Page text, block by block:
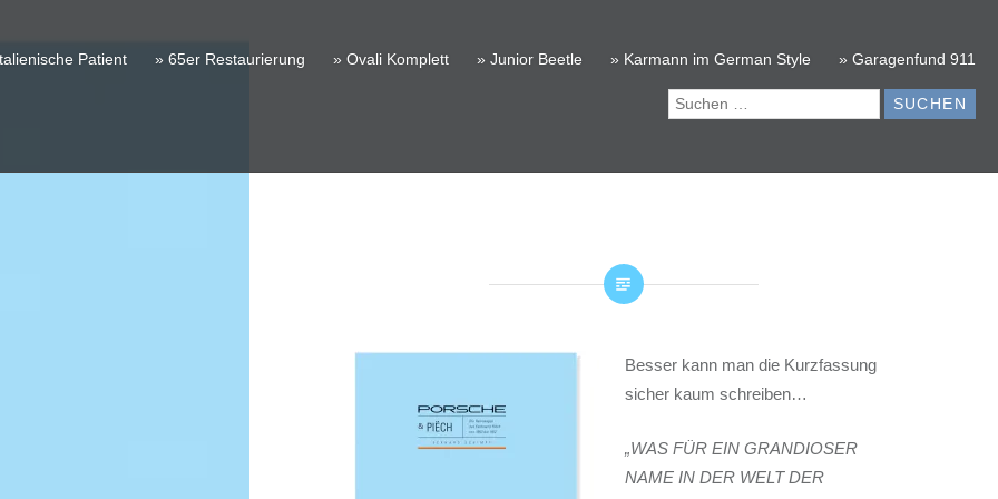
Patient » 65er Restaurierung » Ovali Komplett » Junior Beetle » Karmann im German Style » Garagenfund 911
Suchen
nach:
Besser kann man die Kurzfassung
sicher kaum schreiben…
„WAS FÜR EIN GRANDIOSER
NAME IN DER WELT DER